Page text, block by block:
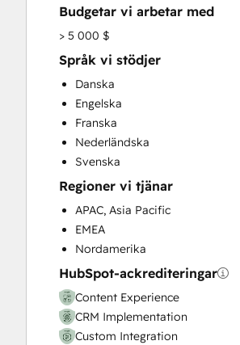
Customer Survey and Analysis
Email Marketing
Full Inbound Marketing Services
Help Desk Implementation
HubSpot Onboarding
Knowledge Base Development
Paid Advertising
Programmable Automation
Sales and Marketing Alignment
Sales Coaching and Training
Sales Enablement
Search Engine Optimization
Social Media
Website Design
Website Development
Website Migration
Budgetar vi arbetar med
> 5 000 $
Språk vi stödjer
Danska
Engelska
Franska
Nederländska
Svenska
Regioner vi tjänar
APAC, Asia Pacific
EMEA
Nordamerika
HubSpot-ackrediteringar
Content Experience
CRM Implementation
Custom Integration